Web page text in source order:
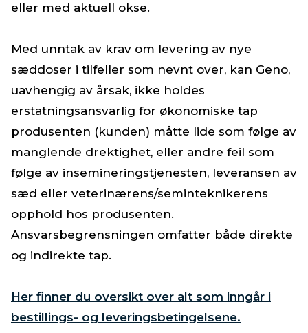
eller med aktuell okse.​
Med unntak av krav om levering av nye
sæddoser i tilfeller som nevnt over, kan Geno,
uavhengig av årsak, ikke holdes
erstatningsansvarlig for økonomiske tap
produsenten (kunden) måtte lide som følge av
manglende drektighet, eller andre feil som
følge av insemineringstjenesten, leveransen av
sæd eller veterinærens/seminteknikerens
opphold hos produsenten.
Ansvarsbegrensningen omfatter både direkte
og indirekte tap. ​
Her finner du oversikt over alt som inngår i
bestillings- og leveringsbetingelsene.